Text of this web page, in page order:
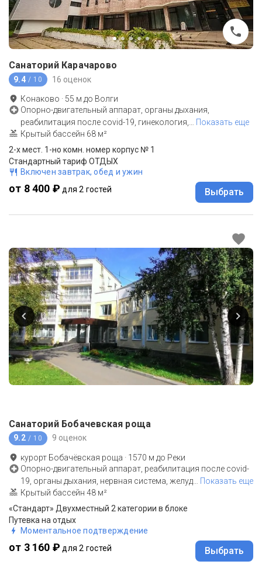
Санаторий Карачарово
9.4 / 10 16 оценок
Конаково · 55 м до Волги
Опорно-двигательный аппарат, органы дыхания,
реабилитация после covid-19, гинекология,… Показать еще
Крытый бассейн 68 м²
2-х мест. 1-но комн. номер корпус № 1
Стандартный тариф ОТДЫХ
Включен завтрак, обед и ужин
от 8 400 ₽ для 2 гостей Выбрать
Санаторий Бобачевская роща
9.2 / 10 9 оценок
курорт Бобачёвская роща · 1570 м до Реки
Опорно-двигательный аппарат, реабилитация после covid-
19, органы дыхания, нервная система, желуд
Показать еще
Крытый бассейн 48 м²
«Стандарт» Двухместный 2 категории в блоке
Путевка на отдых
Моментальное подтверждение
от 3 160 ₽ для 2 гостей Выбрать